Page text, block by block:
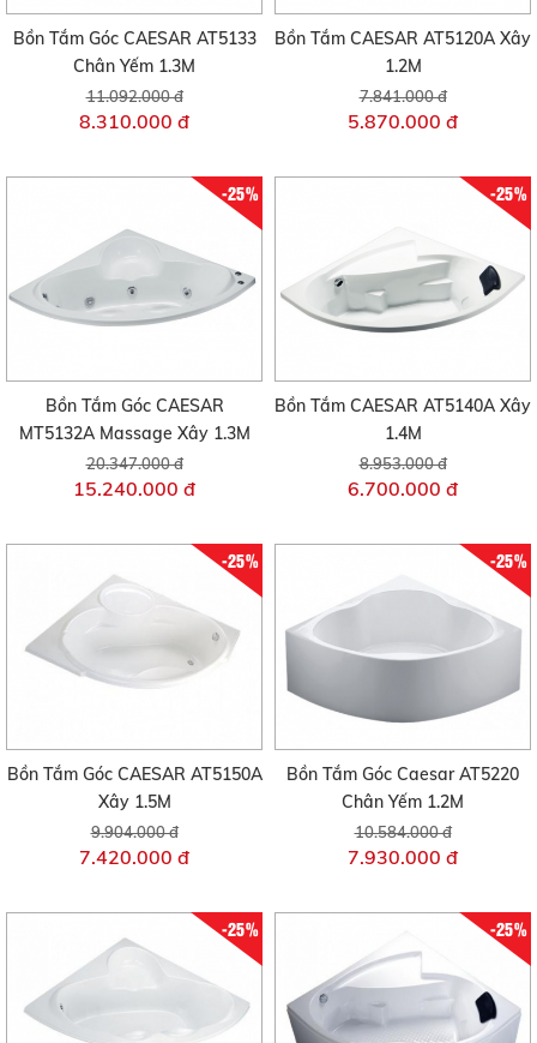
Bồn Tắm Góc CAESAR AT5133
Chân Yếm 1.3M
11.092.000 đ
8.310.000 đ
Bồn Tắm CAESAR AT5120A Xây
1.2M
7.841.000 đ
5.870.000 đ
-25%
Bồn Tắm Góc CAESAR
MT5132A Massage Xây 1.3M
20.347.000 đ
15.240.000 đ
-25%
Bồn Tắm CAESAR AT5140A Xây
1.4M
8.953.000 đ
6.700.000 đ
-25%
Bồn Tắm Góc CAESAR AT5150A
Xây 1.5M
9.904.000 đ
7.420.000 đ
-25%
Bồn Tắm Góc Caesar AT5220
Chân Yếm 1.2M
10.584.000 đ
7.930.000 đ
-25% -25%